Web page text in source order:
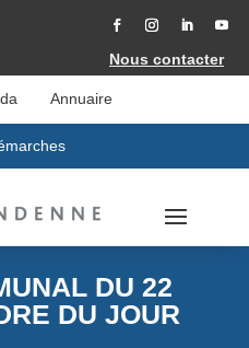
Nous contacter
Annuaire
DU 22
DU JOUR